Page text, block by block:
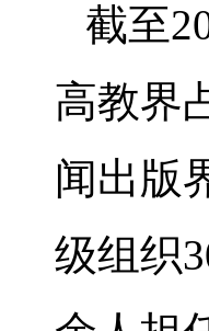
截至
高教界
闻出版
级组织